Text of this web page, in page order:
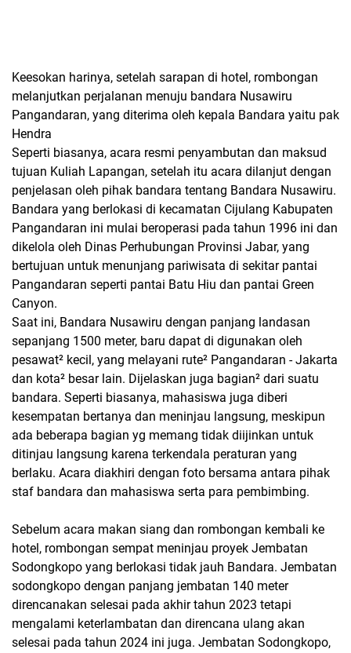
Keesokan harinya, setelah sarapan di hotel, rombongan
melanjutkan perjalanan menuju bandara Nusawiru
Pangandaran, yang diterima oleh kepala Bandara yaitu pak
Hendra
Seperti biasanya, acara resmi penyambutan dan maksud
tujuan Kuliah Lapangan, setelah itu acara dilanjut dengan
penjelasan oleh pihak bandara tentang Bandara Nusawiru.
Bandara yang berlokasi di kecamatan Cijulang Kabupaten
Pangandaran ini mulai beroperasi pada tahun 1996 ini dan
dikelola oleh Dinas Perhubungan Provinsi Jabar, yang
bertujuan untuk menunjang pariwisata di sekitar pantai
Pangandaran seperti pantai Batu Hiu dan pantai Green
Canyon.
Saat ini, Bandara Nusawiru dengan panjang landasan
sepanjang 1500 meter, baru dapat di digunakan oleh
pesawat² kecil, yang melayani rute² Pangandaran - Jakarta
dan kota² besar lain. Dijelaskan juga bagian² dari suatu
bandara. Seperti biasanya, mahasiswa juga diberi
kesempatan bertanya dan meninjau langsung, meskipun
ada beberapa bagian yg memang tidak diijinkan untuk
ditinjau langsung karena terkendala peraturan yang
berlaku. Acara diakhiri dengan foto bersama antara pihak
staf bandara dan mahasiswa serta para pembimbing.
Sebelum acara makan siang dan rombongan kembali ke
hotel, rombongan sempat meninjau proyek Jembatan
Sodongkopo yang berlokasi tidak jauh Bandara. Jembatan
sodongkopo dengan panjang jembatan 140 meter
direncanakan selesai pada akhir tahun 2023 tetapi
mengalami keterlambatan dan direncana ulang akan
selesai pada tahun 2024 ini juga. Jembatan Sodongkopo,